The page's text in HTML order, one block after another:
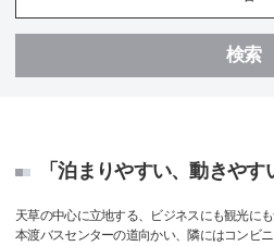
検索
「泊まりやすい、動きや
天草の中心に立地する、ビジネスにも観光に
本渡バスセンターの道向かい、隣にはコンビ